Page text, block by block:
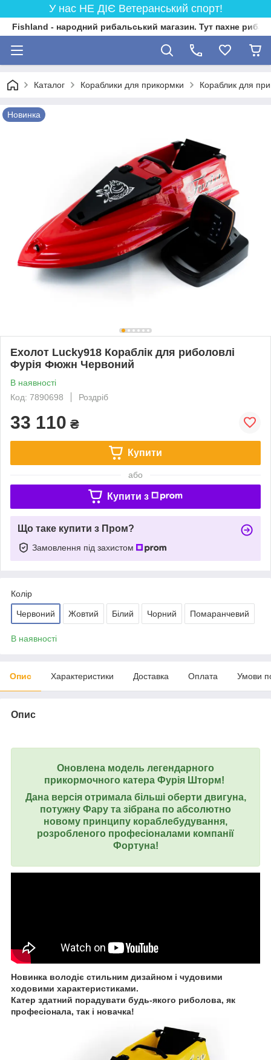
У нас НЕ ДІЄ Ветеранський спорт!
Fishland - народний рибальський магазин. Тут пахне
Каталог Кораблики для прикормки Кораблик для
Новинка
Ехолот Lucky918 Кораблік для риболовлі
Фурія Фюжн Червоний
В наявності
Код: 7890698
Роздріб
33 110 ₴
Купити
або
Купити з
Що таке купити з Пром?
Замовлення під захистом
Колір
Червоний Жовтий Білий Чорний Помаранчевий
В наявності
Опис Характеристики Доставка Оплата Умови
Опис
Оновлена модель легендарного
прикормочного катера Фурія Шторм!
Дана версія отримала більші оберти двигуна,
потужну Фару та зібрана по абсолютно
новому принципу кораблебудування,
розробленого професіоналами компанії
Фортуна!
Новинка володіє стильним дизайном і чудовими
ходовими характеристиками.
Катер здатний порадувати будь-якого риболова, як
професіонала, так і новачка!